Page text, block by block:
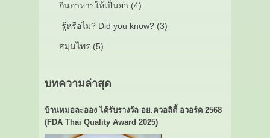
กินอาหารให้เป็นยา (4)
รู้หรือไม่? Did you know? (3)
สมุนไพร (5)
บทความล่าสุด
บ้านหมอละออง ได้รับรางวัล อย.ควอลิตี้ อวอร์ด 2568
(FDA Thai Quality Award 2025)